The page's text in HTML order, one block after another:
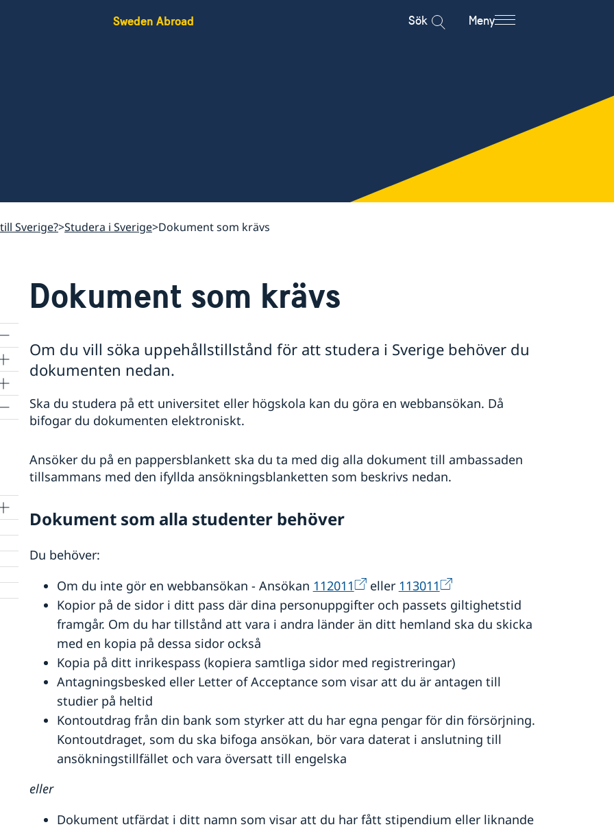
Sweden Abroad Sök Meny
Sverige? Studera i Sverige Dokument som krävs
Dokument som krävs
Om du vill söka uppehållstillstånd för att studera i Sverige behöver du
dokumenten nedan.
Ska du studera på ett universitet eller högskola kan du göra en webbansökan. Då
bifogar du dokumenten elektroniskt.
Ansöker du på en pappersblankett ska du ta med dig alla dokument till ambassaden
tillsammans med den ifyllda ansökningsblanketten som beskrivs nedan.
Dokument som alla studenter behöver
Du behöver:
Om du inte gör en webbansökan - Ansökan 112011 eller 113011
Kopior på de sidor i ditt pass där dina personuppgifter och passets giltighetstid
framgår. Om du har tillstånd att vara i andra länder än ditt hemland ska du skicka
med en kopia på dessa sidor också
Kopia på ditt inrikespass (kopiera samtliga sidor med registreringar)
Antagningsbesked eller Letter of Acceptance som visar att du är antagen till
studier på heltid
Kontoutdrag från din bank som styrker att du har egna pengar för din försörjning.
Kontoutdraget, som du ska bifoga ansökan, bör vara daterat i anslutning till
ansökningstillfället och vara översatt till engelska
eller
Dokument utfärdat i ditt namn som visar att du har fått stipendium eller liknande